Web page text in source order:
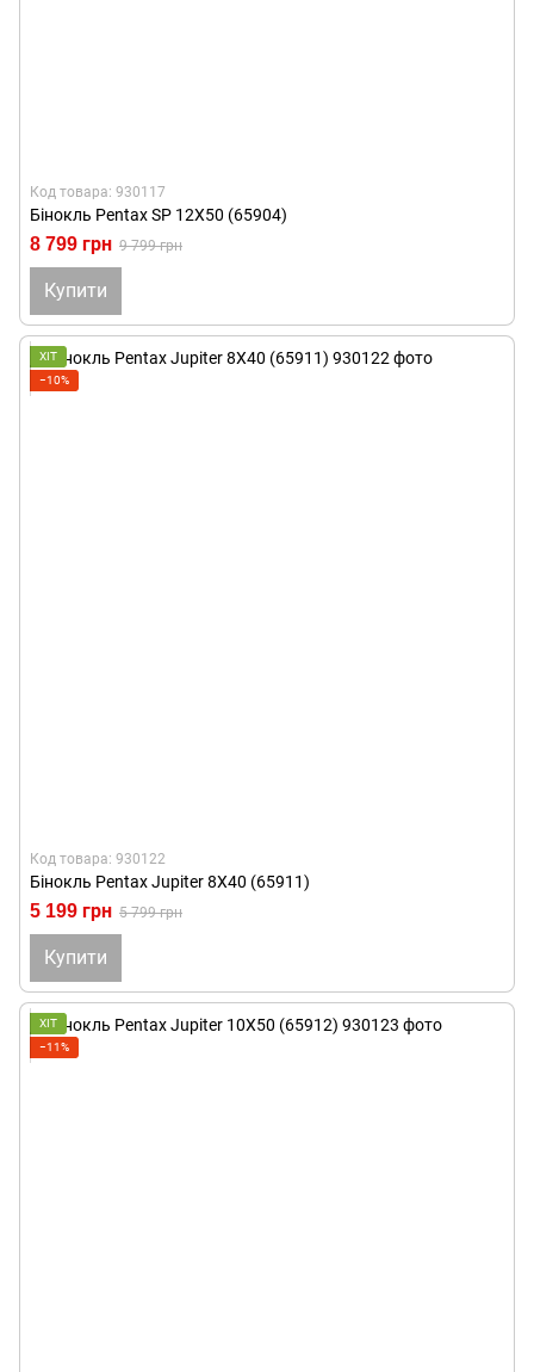
Код товара: 930117
Бінокль Pentax SP 12X50 (65904)
8 799 грн 9 799 грн
Купити
ХІТ
−10%
Код товара: 930122
Бінокль Pentax Jupiter 8X40 (65911)
5 199 грн 5 799 грн
Купити
ХІТ
−11%